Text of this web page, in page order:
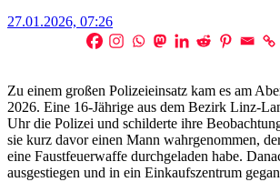
Posted
27.01.2026, 07:26
Zu einem großen Polizeieinsatz kam es am
2026. Eine 16-Jährige aus dem Bezirk Linz-
Uhr die Polizei und schilderte ihre
sie kurz davor einen Mann wahrgenommen,
eine Faustfeuerwaffe durchgeladen habe.
ausgestiegen und in ein Einkaufszentrum